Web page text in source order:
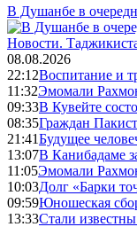
В Душанбе в
Новости.
08.08.2026
22:12Воспитание и
11:32Эмомали
09:33В Кувейте
08:35Граждан
21:41Будущее
13:07В Канибадаме
11:05Эмомали
10:03Долг «Барки
09:59Юношеская
13:33Стали